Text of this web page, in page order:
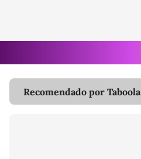
Recomendado por Taboola